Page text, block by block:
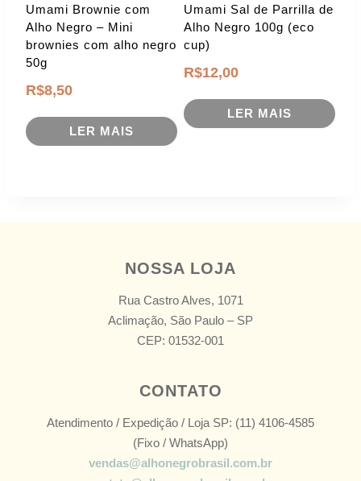
Umami Brownie com
Alho Negro – Mini
brownies com alho negro
50g
R$8,50
LER MAIS
Umami Sal de Parrilla de
Alho Negro 100g (eco
cup)
R$12,00
LER MAIS
NOSSA LOJA
Rua Castro Alves, 1071
Aclimação, São Paulo – SP
CEP: 01532-001
CONTATO
Atendimento / Expedição / Loja SP: (11) 4106-4585
(Fixo / WhatsApp)
vendas@alhonegrobrasil.com.br